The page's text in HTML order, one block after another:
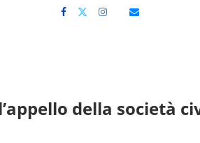
della società